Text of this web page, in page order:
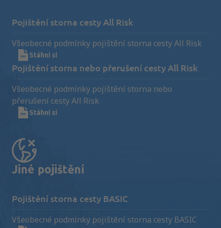
Pojištění storna cesty All Risk
Všeobecné podmínky pojištění storna cesty All Risk
Stáhni si
Pojištění storna nebo přerušení cesty All Risk
Všeobecné podmínky pojištění storna nebo
přerušení cesty All Risk
Stáhni si
Jiné pojištění
Pojištění storna cesty BASIC
Všeobecné podmínky pojištění storna cesty BASIC